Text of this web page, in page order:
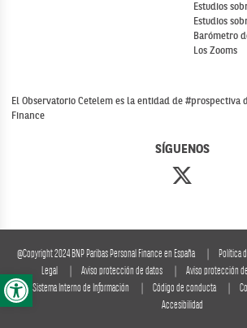
Abrir barra de
Estudios
Estudios
Barómetro
Los Zooms
SÍGUENOS
El Observatorio Cetelem es la entidad de #prospectiva
Finance
@Copyright 2024 BNP Paribas Personal Finance en España Política
Legal
Aviso protección de datos
Aviso protección
Sistema Interno de Información
Código de conducta
Accesibilidad